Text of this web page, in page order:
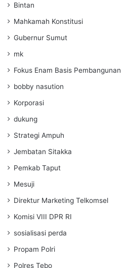
Bintan
Mahkamah Konstitusi
Gubernur Sumut
mk
Fokus Enam Basis Pembangunan
bobby nasution
Korporasi
dukung
Strategi Ampuh
Jembatan Sitakka
Pemkab Taput
Mesuji
Direktur Marketing Telkomsel
Komisi VIII DPR RI
sosialisasi perda
Propam Polri
Polres Tebo